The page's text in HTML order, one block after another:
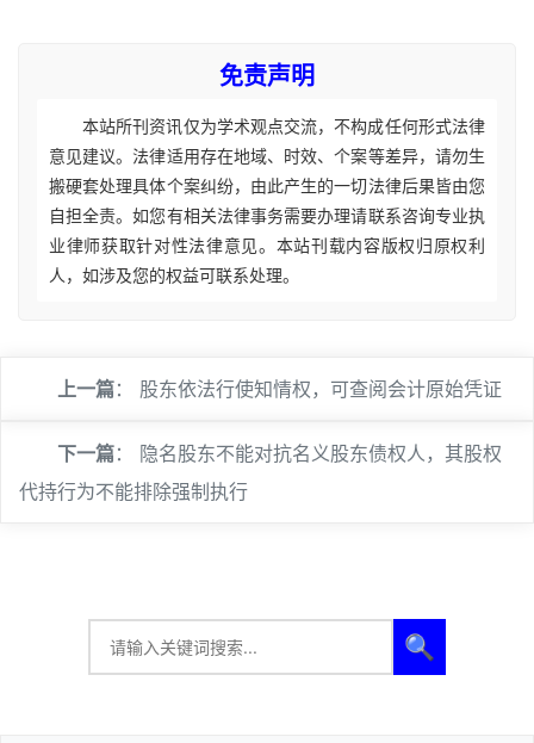
免责声明
本站所刊资讯仅为学术观点交流，不构成任何形式法律
意见建议。法律适用存在地域、时效、个案等差异，请勿生
搬硬套处理具体个案纠纷，由此产生的一切法律后果皆由您
自担全责。如您有相关法律事务需要办理请联系咨询专业执
业律师获取针对性法律意见。本站刊载内容版权归原权利
人，如涉及您的权益可联系处理。
上一篇： 股东依法行使知情权，可查阅会计原始凭证
下一篇： 隐名股东不能对抗名义股东债权人，其股权
代持行为不能排除强制执行
🔍